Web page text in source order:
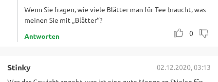
Wenn Sie fragen, wie viele Blätter man für Tee braucht, was
meinen Sie mit „Blätter“?
0
Antworten
Stinky
02.12.2020, 03:13